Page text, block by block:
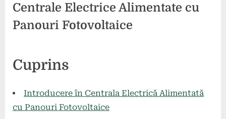
Centrale Electrice Alimentate cu
Panouri Fotovoltaice
on
mai
Cuprins
Introducere în Centrala Electrică Alimentată
cu Panouri Fotovoltaice